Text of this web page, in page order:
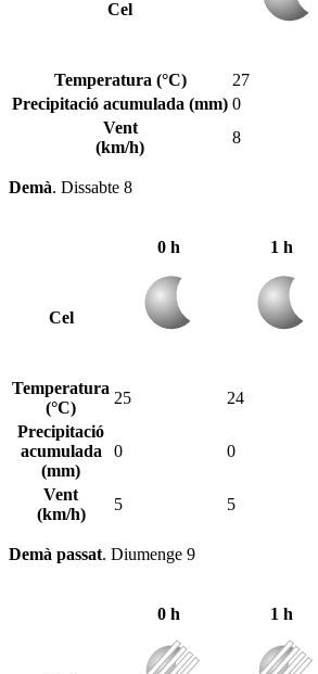
Cel
Temperatura (°C) 27
Precipitació acumulada (mm) 0
Vent
(km/h)
8
Demà. Dissabte 8
0 h
1 h
Cel
Temperatura
(°C)
25 24
Precipitació
acumulada
(mm)
0 0
Vent
(km/h)
5 5
Demà passat. Diumenge 9
0 h
1 h